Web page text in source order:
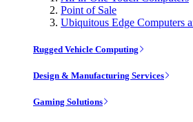
Point of Sale
Ubiquitous Edge Computers
Rugged Vehicle Computing
Design & Manufacturing Services
Gaming Solutions